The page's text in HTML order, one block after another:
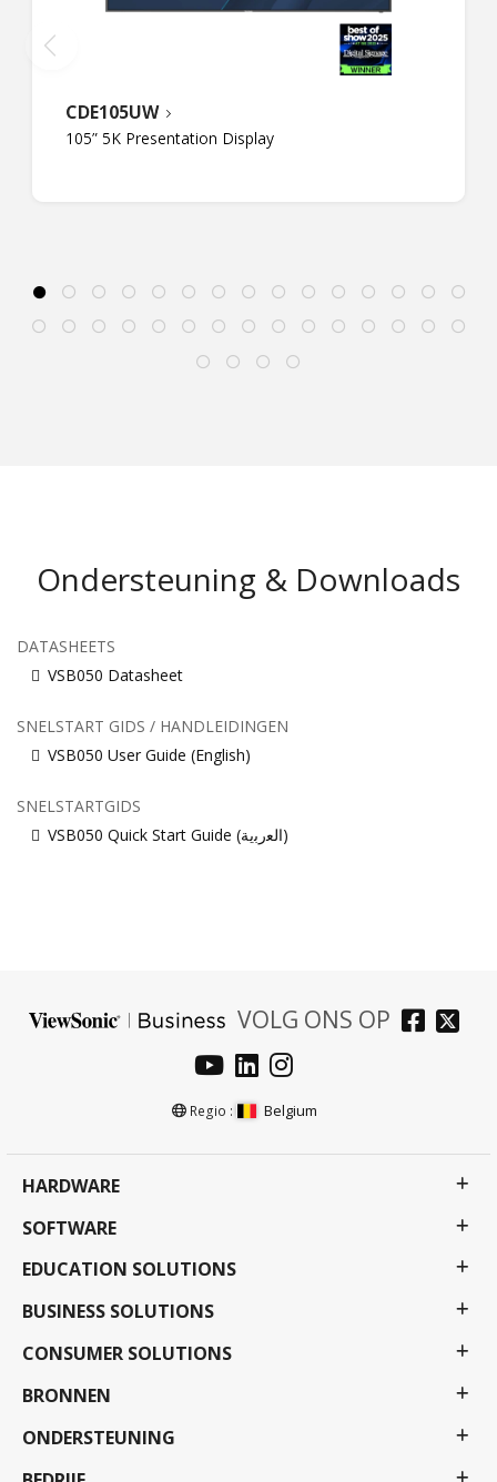
CDE105UW
105” 5K Presentation Display
Ondersteuning & Downloads
DATASHEETS
VSB050 Datasheet
SNELSTART GIDS / HANDLEIDINGEN
VSB050 User Guide (English)
SNELSTARTGIDS
VSB050 Quick Start Guide (ﺍﻟﻌﺭﺑﻳﺔ)
VOLG ONS OP
Regio : Belgium
HARDWARE
SOFTWARE
EDUCATION SOLUTIONS
BUSINESS SOLUTIONS
CONSUMER SOLUTIONS
BRONNEN
ONDERSTEUNING